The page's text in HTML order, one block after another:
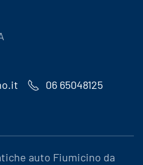
06 65048125
auto Fiumicino da